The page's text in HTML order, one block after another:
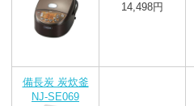
14,498円
備長炭 炭炊釜
NJ-SE069